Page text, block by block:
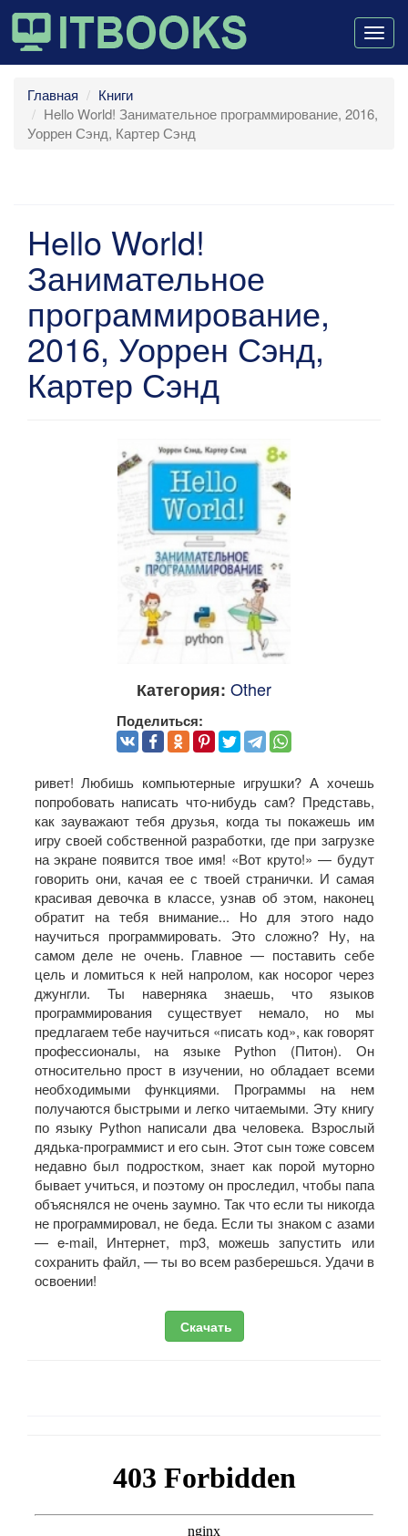
Главная
Книги
Hello World! Занимательное программирование, 2016,
Уоррен Сэнд, Картер Сэнд
Hello World!
Занимательное
программирование,
2016, Уоррен Сэнд,
Картер Сэнд
Категория: Other
Поделиться:
ривет! Любишь компьютерные игрушки? А хочешь
попробовать написать что-нибудь сам? Представь,
как зауважают тебя друзья, когда ты покажешь им
игру своей собственной разработки, где при загрузке
на экране появится твое имя! «Вот круто!» — будут
говорить они, качая ее с твоей странички. И самая
красивая девочка в классе, узнав об этом, наконец
обратит на тебя внимание... Но для этого надо
научиться программировать. Это сложно? Ну, на
самом деле не очень. Главное — поставить себе
цель и ломиться к ней напролом, как носорог через
джунгли. Ты наверняка знаешь, что языков
программирования существует немало, но мы
предлагаем тебе научиться «писать код», как говорят
профессионалы, на языке Python (Питон). Он
относительно прост в изучении, но обладает всеми
необходимыми функциями. Программы на нем
получаются быстрыми и легко читаемыми. Эту книгу
по языку Python написали два человека. Взрослый
дядька-программист и его сын. Этот сын тоже совсем
недавно был подростком, знает как порой муторно
бывает учиться, и поэтому он проследил, чтобы папа
объяснялся не очень заумно. Так что если ты никогда
не программировал, не беда. Если ты знаком с азами
— e-mail, Интернет, mp3, можешь запустить или
сохранить файл, — ты во всем разберешься. Удачи в
освоении!
Скачать